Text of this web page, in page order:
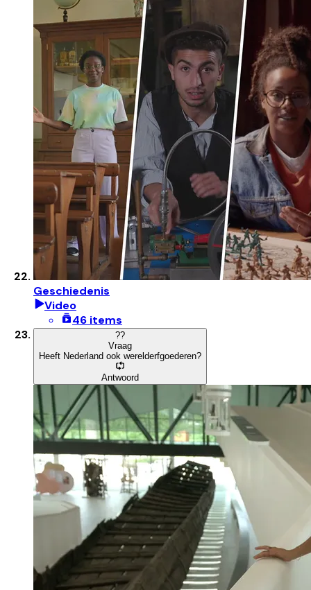
Geschiedenis
Video
46 items
??
Vraag
Heeft Nederland ook werelderfgoederen?
Antwoord